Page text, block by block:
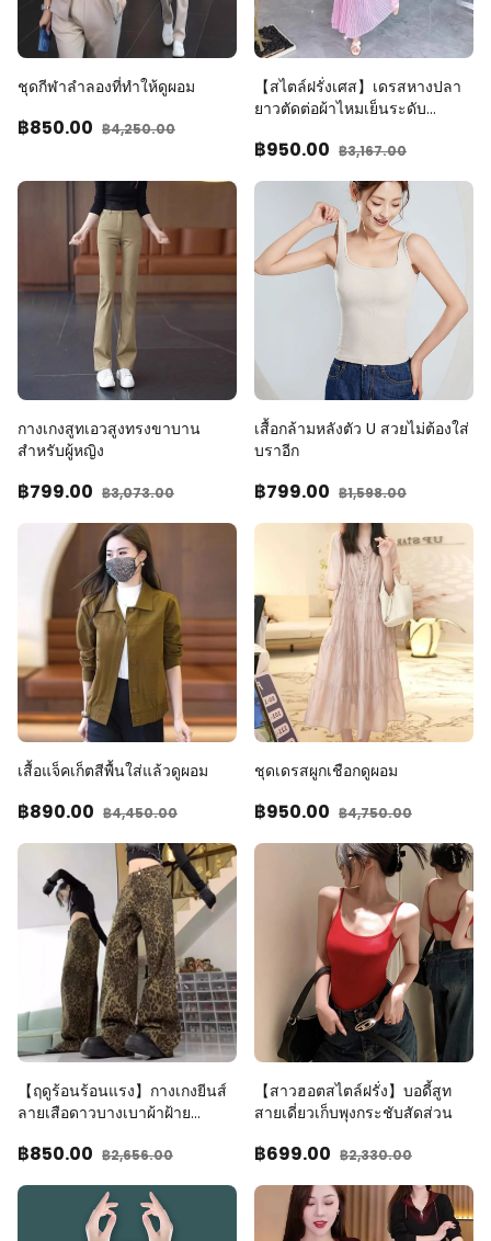
ชุดกีฬาลำลองที่ทำให้ดูผอม
฿850.00 ฿4,250.00
【สไตล์ฝรั่งเศส】เดรสหางปลา
ยาวตัดต่อผ้าไหมเย็นระดับ
฿950.00 ฿3,167.00
กางเกงสูทเอวสูงทรงขาบาน
สำหรับผู้หญิง
฿799.00 ฿3,073.00
เสื้อกล้ามหลังตัว U สวยไม่ต้องใส่
บราอีก
฿799.00 ฿1,598.00
เสื้อแจ็คเก็ตสีพื้นใส่แล้วดูผอม
฿890.00 ฿4,450.00
ชุดเดรสผูกเชือกดูผอม
฿950.00 ฿4,750.00
【ฤดูร้อนร้อนแรง】กางเกงยีนส์
ลายเสือดาวบางเบาผ้าฝ้าย
฿850.00 ฿2,656.00
【สาวฮอตสไตล์ฝรั่ง】บอดี้สูท
สายเดี่ยวเก็บพุงกระชับสัดส่วน
฿699.00 ฿2,330.00